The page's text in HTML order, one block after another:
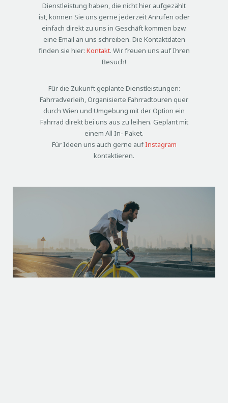
Dienstleistung haben, die nicht hier aufgezählt
ist, können Sie uns gerne jederzeit Anrufen oder
einfach direkt zu uns in Geschäft kommen bzw.
eine Email an uns schreiben. Die Kontaktdaten
finden sie hier: Kontakt. Wir freuen uns auf Ihren
Besuch!
Für die Zukunft geplante Dienstleistungen:
Fahrradverleih, Organisierte Fahrradtouren quer
durch Wien und Umgebung mit der Option ein
Fahrrad direkt bei uns aus zu leihen. Geplant mit
einem All In- Paket.
Für Ideen uns auch gerne aufInstagram
kontaktieren.